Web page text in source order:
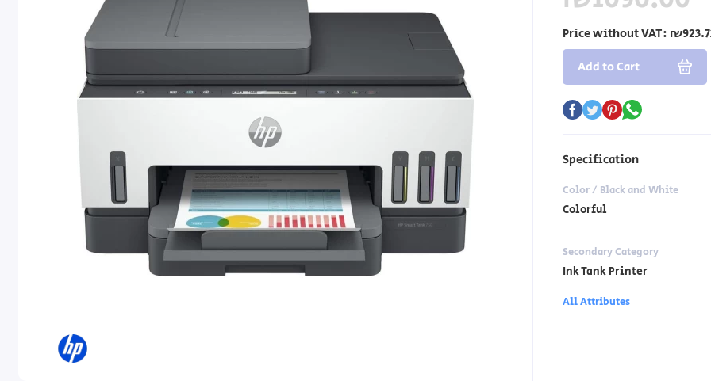
Price without VAT:
Add to Cart
Specification
Color / Black and White
Colorful
Secondary Category
Ink Tank Printer
All Attributes